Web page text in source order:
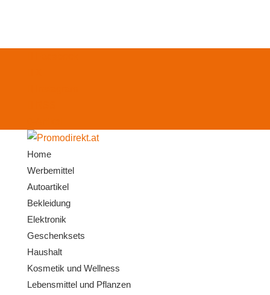
Home
Werbemittel
Autoartikel
Bekleidung
Elektronik
Geschenksets
Haushalt
Kosmetik und Wellness
Lebensmittel und Pflanzen